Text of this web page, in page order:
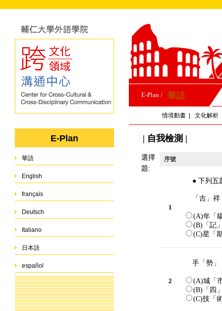
E-Plan
華語
English
français
Deutsch
Italiano
日本語
español
E-Plan / 華語
情境動畫 文化解析
| 自我檢測 |
選擇
題:
序號
1
● 下列五
「吉」祥
(A)年「
(B)「記
(C)星「
2
手「勢」
(A)城「
(B)「四
(C)技「